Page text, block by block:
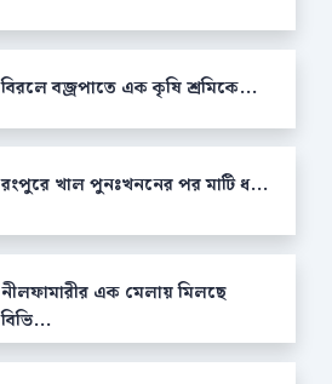
বিরলে বজ্রপাতে এক কৃষি শ্রমিকে...
রংপুরে খাল পুনঃখননের পর মাটি ধ...
নীলফামারীর এক মেলায় মিলছে
বিভি...